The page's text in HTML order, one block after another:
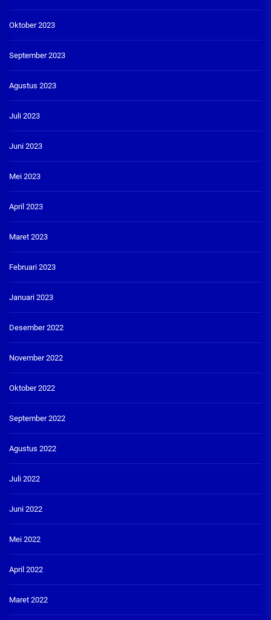
Oktober 2023
September 2023
Agustus 2023
Juli 2023
Juni 2023
Mei 2023
April 2023
Maret 2023
Februari 2023
Januari 2023
Desember 2022
November 2022
Oktober 2022
September 2022
Agustus 2022
Juli 2022
Juni 2022
Mei 2022
April 2022
Maret 2022